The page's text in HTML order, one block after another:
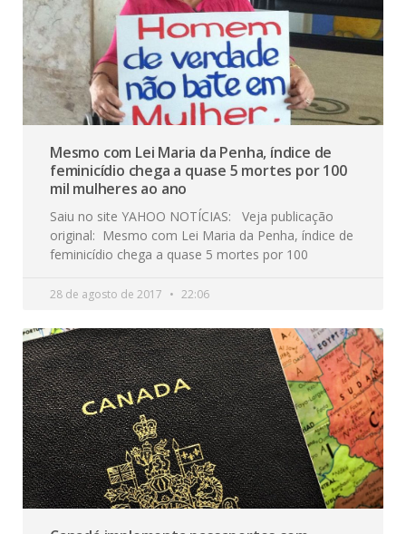
Mesmo com Lei Maria da Penha, índice de
feminicídio chega a quase 5 mortes por 100
mil mulheres ao ano
Saiu no site YAHOO NOTÍCIAS: Veja publicação
original: Mesmo com Lei Maria da Penha, índice de
feminicídio chega a quase 5 mortes por 100
28 de agosto de 2017 22:06